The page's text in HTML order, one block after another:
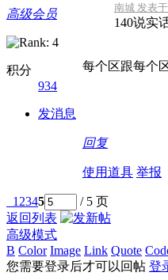
高级会员
积分
934
发消息
南城 发表
140说实
每个区跟每个
回复
使用道具 举报
1 2345
/ 5 页
返回列表
高级模式
B Color Image Link Quote
您需要登录后才可以回帖 登